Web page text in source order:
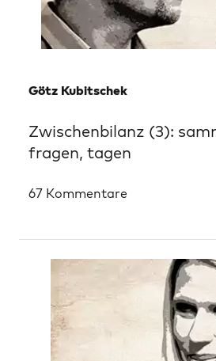
Götz Kubitschek
Zwischenbilanz (3):
fragen, tagen
67 Kommentare